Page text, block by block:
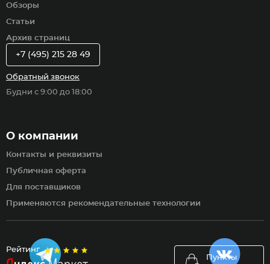
Рейтинг
Пункты
Обзоры
Статьи
Архив страниц
О компании
Контакты и реквизиты
Публичная оферта
Для поставщиков
Применяются рекомендательные технологии
+7 (495) 215 28 49
Обратный звонок
Будни с 9:00 до 18:00